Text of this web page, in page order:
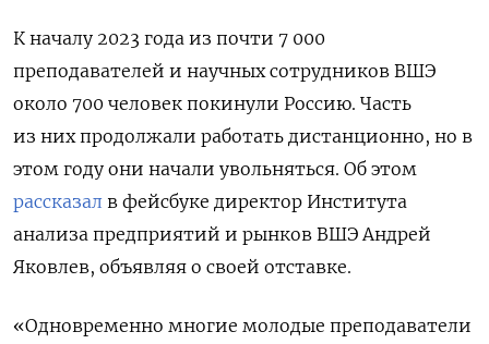
К началу 2023 года из почти 7 000
преподавателей и научных сотрудников ВШЭ
около 700 человек покинули Россию. Часть
из них продолжали работать дистанционно, но в
этом году они начали увольняться. Об этом
рассказал в фейсбуке директор Института
анализа предприятий и рынков ВШЭАндрей
Яковлев, объявляя о своей отставке.
«Одновременно многие молодые преподаватели